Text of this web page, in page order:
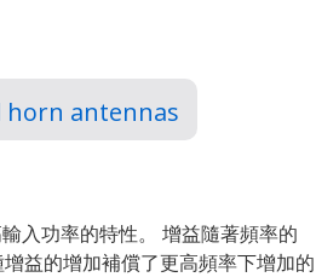
horn antennas
入功率的特性。 增益隨著頻率的
益的增加補償了更高頻率下增加的